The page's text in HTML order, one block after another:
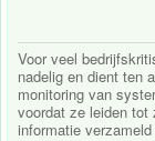
Voor veel
nadelig en dient ten
monitoring van
voordat ze leiden
informatie